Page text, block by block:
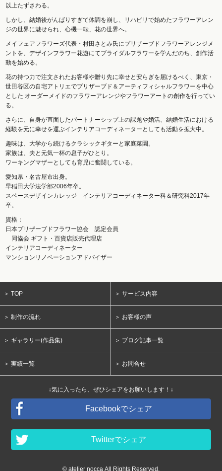
以上たずさわる。
しかし、結婚後がんばりすぎて体調を崩し、リハビリで始めたフラワーアレン
ジの世界に魅せられ、心機一転、花の世界へ。
メイフェアフラワーズ代表・村田さとみ氏にプリザーブドフラワーアレンジメ
ントを、デザインフラワー花遊にてブライダルフラワーを学んだのち、創作活
動を始める。
花の持つ力で注文されたお客様や贈り先に幸せと安らぎを届けるべく、東京・
世田谷区の自宅アトリエでプリザーブド＆アーティフィシャルフラワーを中心
とした オーダーメイドのフラワーアレンジやフラワーアートの創作を行ってい
る。
さらに、自身が直面したパートナーシップ上の課題や婚活、結婚生活における
経験を元に幸せを運ぶインテリアコーディネーターとしても活動を拡大中。
趣味は、大学から続けるクラシックギターと家庭菜園。
家族は、夫と元気一杯の息子がひとり。
ワーキングマザーとしても育児に奮闘している。
愛知県・名古屋市出身。
早稲田大学法学部2006年卒。
スペースデザインカレッジ インテリアコーディネーター科＆研究科2017年
卒。
資格：
日本プリザーブドフラワー協会 認定会員
同協会 ギフト・百貨店販売代理店
インテリアコーディネーター
マンションリノベーションアドバイザー
＞ TOP ＞ サービス内容
＞ 制作の流れ ＞ お客様の声
＞ ギャラリー(作品集) ＞ ブログ記事一覧
＞ 実績一覧 ＞ お問合せ
↓気に入ったら、ぜひシェアをお願いします！↓
Facebookでシェア
Twitterでシェア
© atelier nocca All Rights Reserved.